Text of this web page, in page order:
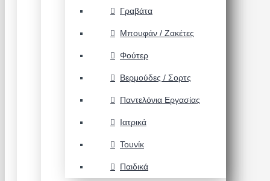
Γραβάτα
Μπουφάν / Ζακέτες
Φούτερ
Βερμούδες / Σορτς
Παντελόνια Εργασίας
Ιατρικά
Τουνίκ
Παιδικά